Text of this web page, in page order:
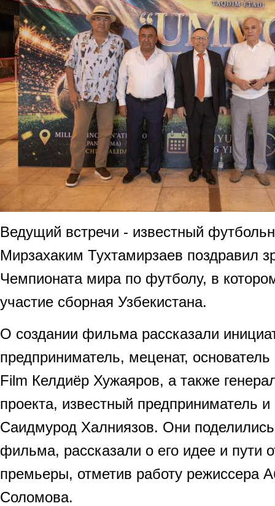
Ведущий встречи - известный
Мирзахаким Тухтамирзаев поздравил
Чемпионата мира по футболу, в
участие сборная Узбекистана.
О создании фильма рассказали
предприниматель, меценат,
Film Келдиёр Хужаяров, а также
проекта, известный предприниматель
Саидмурод Халниязов. Они поделились
фильма, рассказали о его идее и пути
премьеры, отметив работу режиссера
Соломова.